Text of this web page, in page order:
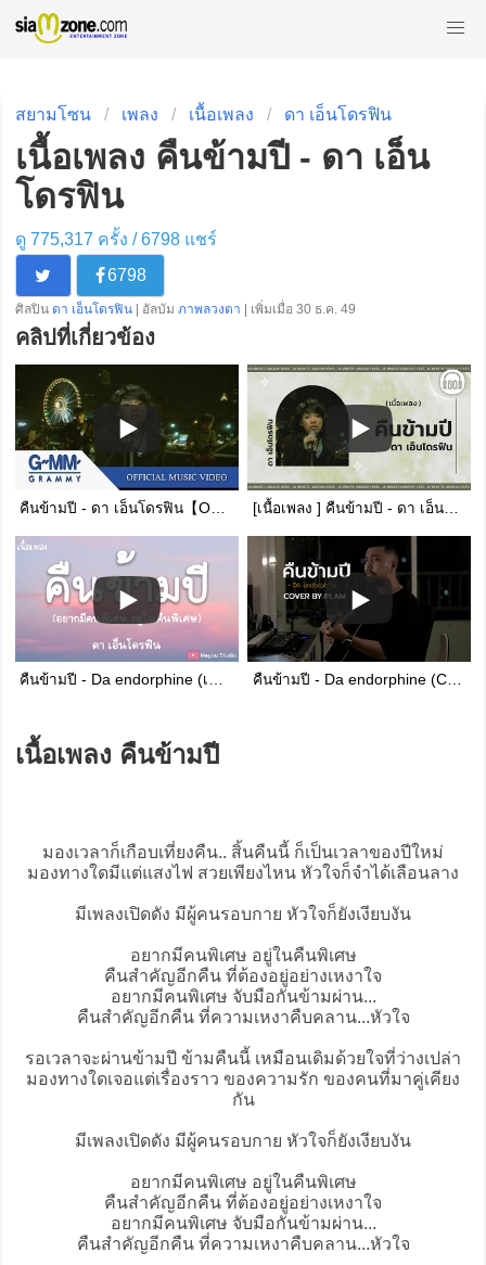
สยามโซน เพลง เนื้อเพลง ดา เอ็นโดรฟิน
เนื้อเพลง คืนข้ามปี - ดา เอ็น
โดรฟิน
ดู 775,317 ครั้ง /6798แชร์
6798
ศิลปิน ดา เอ็นโดรฟิน | อัลบัม ภาพลวงตา | เพิ่มเมื่อ 30 ธ.ค. 49
คลิปที่เกี่ยวข้อง
คืนข้ามปี - ดา เอ็นโดรฟิน【OFFICIAL MV】 [เนื้อเพลง ] คืนข้ามปี - ดา เอ็นโดรฟิน [60minutes Lyrics ]
คืนข้ามปี - Da endorphine (เนื้อเพลง) คืนข้ามปี - Da endorphine (Cover by Palm)
เนื้อเพลง คืนข้ามปี
มองเวลาก็เกือบเที่ยงคืน.. สิ้นคืนนี้ ก็เป็นเวลาของปีใหม่
มองทางใดมีแต่แสงไฟ สวยเพียงไหน หัวใจก็จำได้เลือนลาง
มีเพลงเปิดดัง มีผู้คนรอบกาย หัวใจก็ยังเงียบงัน
อยากมีคนพิเศษ อยู่ในคืนพิเศษ
คืนสำคัญอีกคืน ที่ต้องอยู่อย่างเหงาใจ
อยากมีคนพิเศษ จับมือกันข้ามผ่าน...
คืนสำคัญอีกคืน ที่ความเหงาคืบคลาน...หัวใจ
รอเวลาจะผ่านข้ามปี ข้ามคืนนี้ เหมือนเดิมด้วยใจที่ว่างเปล่า
มองทางใดเจอแต่เรื่องราว ของความรัก ของคนที่มาคู่เคียง
กัน
มีเพลงเปิดดัง มีผู้คนรอบกาย หัวใจก็ยังเงียบงัน
อยากมีคนพิเศษ อยู่ในคืนพิเศษ
คืนสำคัญอีกคืน ที่ต้องอยู่อย่างเหงาใจ
อยากมีคนพิเศษ จับมือกันข้ามผ่าน...
คืนสำคัญอีกคืน ที่ความเหงาคืบคลาน...หัวใจ